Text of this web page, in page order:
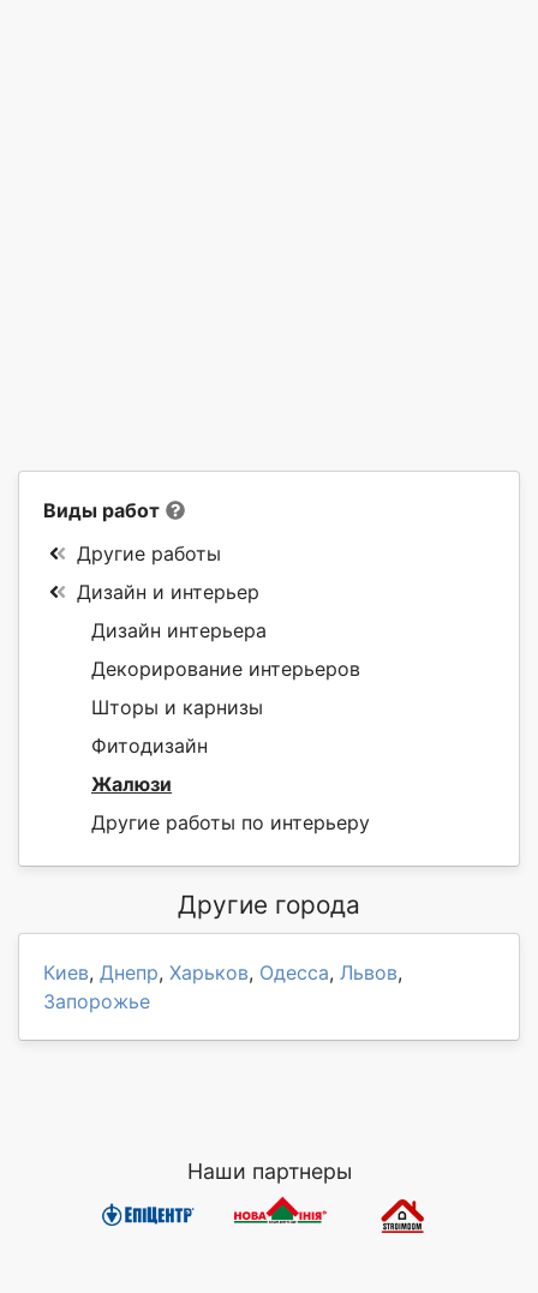
Виды работ
Другие работы
Дизайн и интерьер
Дизайн интерьера
Декорирование интерьеров
Шторы и карнизы
Фитодизайн
Жалюзи
Другие работы по интерьеру
Другие города
Киев, Днепр, Харьков, Одесса, Львов,
Запорожье
Наши партнеры